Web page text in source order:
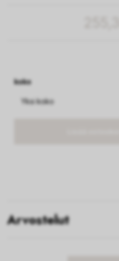
koko
Arvostelut